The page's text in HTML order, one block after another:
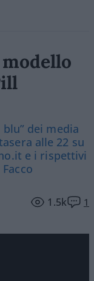
dei media
alle 22 su
e i rispettivi
1.5k 1